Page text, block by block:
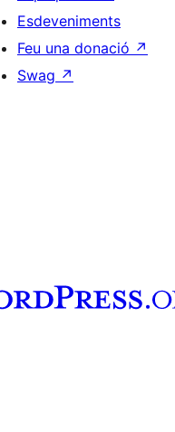
Esdeveniments
Feu una donació ↗
Swag ↗
de Tumblr